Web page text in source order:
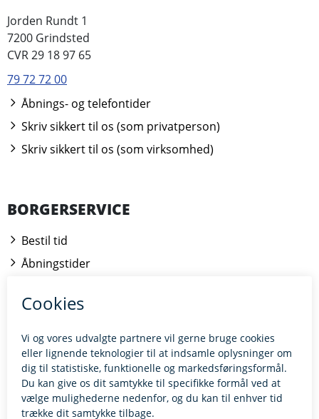
Jorden Rundt 1
7200 Grindsted
CVR 29 18 97 65
79 72 72 00
Åbnings- og telefontider
Skriv sikkert til os (som privatperson)
Skriv sikkert til os (som virksomhed)
BORGERSERVICE
Bestil tid
Åbningstider
Kontakt borgerrådgiveren
BILLUND.DK
Tilgængelighedserklæring
Giv feedback til hjemmesiden